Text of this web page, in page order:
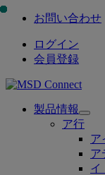
お問い合わせ
ログイン
会員登録
製品情報
Open
ア行
ア
ア
イ